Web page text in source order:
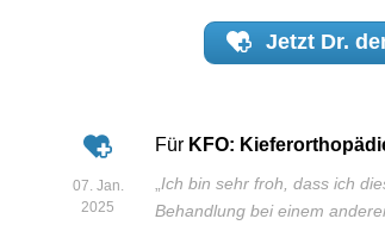
Jetzt Dr.
07. Jan.
2025
Für KFO:
„Ich bin sehr froh, dass ich
Behandlung bei einem